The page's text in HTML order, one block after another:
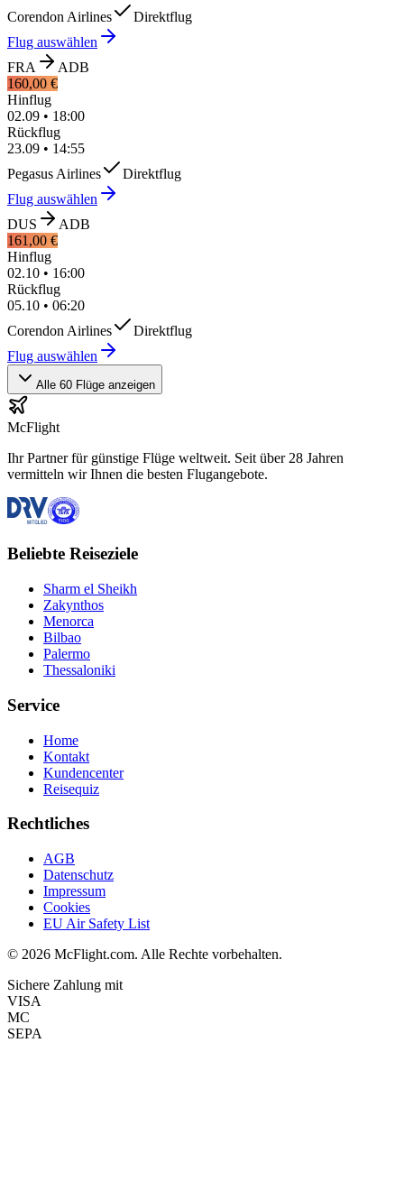
Corendon Airlines
Direktflug
Flug auswählen
FRA
ADB
160,00 €
Hinflug
02.09 • 18:00
Rückflug
23.09 • 14:55
Pegasus Airlines
Direktflug
Flug auswählen
DUS
ADB
161,00 €
Hinflug
02.10 • 16:00
Rückflug
05.10 • 06:20
Corendon Airlines
Direktflug
Flug auswählen
Alle 60 Flüge anzeigen
McFlight
Ihr Partner für günstige Flüge weltweit. Seit über 28 Jahren
vermitteln wir Ihnen die besten Flugangebote.
Beliebte Reiseziele
Sharm el Sheikh
Zakynthos
Menorca
Bilbao
Palermo
Thessaloniki
Service
Home
Kontakt
Kundencenter
Reisequiz
Rechtliches
AGB
Datenschutz
Impressum
Cookies
EU Air Safety List
© 2026 McFlight.com. Alle Rechte vorbehalten.
Sichere Zahlung mit
VISA
MC
SEPA